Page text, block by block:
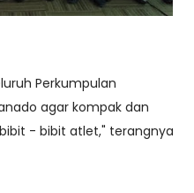
Perkumpulan
agar kompak dan
- bibit atlet," terangnya